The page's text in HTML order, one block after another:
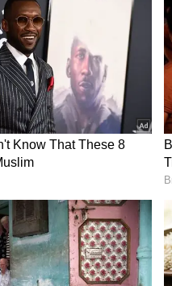
గ్లామరస్‌గా కనిపిస్తుంది.
చేయడమే కాకుండా, 'టిల్లు
ప్రేమికుల దినోత్సవం కానుకగా
అందిస్తున్నారు. రామ్ మిరియాల,
సూర్యదేవర నాగవంశీ
మార్చి 29న
హీరోయిన్‌గా నటించిన
భాయ్‌ లెక్క వేరే లెవల్‌..